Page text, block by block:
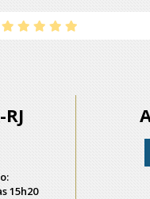
15h20